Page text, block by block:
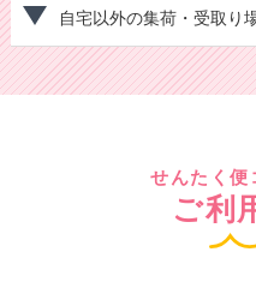
自宅以外の集荷・受取り
せんたく便
ご利